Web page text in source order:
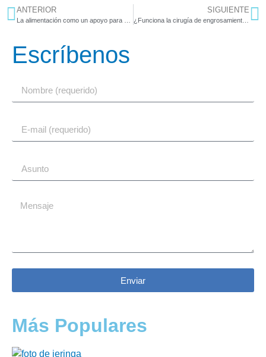
ANTERIOR SIGUIENTE
¿Funciona la cirugía de engrosamiento de pene?
Escríbenos
Enviar
Más Populares